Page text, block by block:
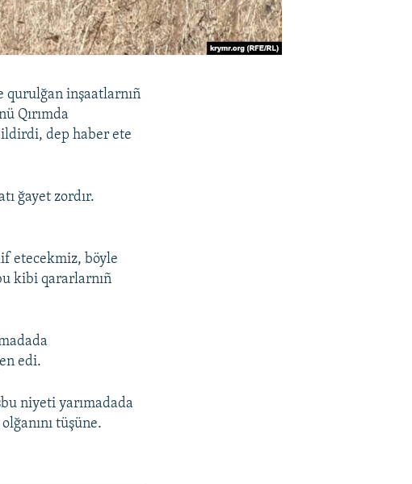
qurulğan inşaatlarnıñ
Qırımda
dep haber ete
ğayet zordır.
etecekmiz, böyle
kibi qararlarnıñ
edi.
niyeti yarımadada
tüşüne.